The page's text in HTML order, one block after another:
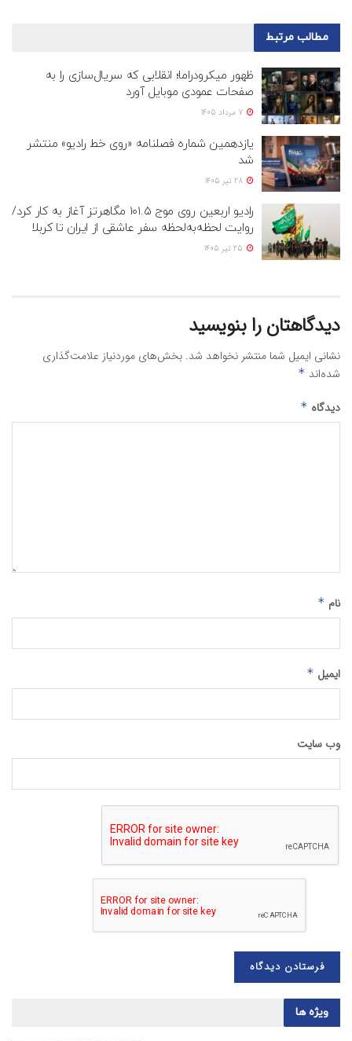
مطالب مرتبط
ظهور میکرودراما؛ انقلابی که سریال‌سازی را به
صفحات عمودی موبایل آورد
یازدهمین شماره فصلنامه «روی خط رادیو» منتشر
شد
رادیو اربعین روی موج ۱۰۱.۵ مگاهرتز آغاز به کار کرد/
روایت لحظه‌به‌لحظه سفر عاشقی از ایران تا کربلا
دیدگاهتان را بنویسید
نشانی ایمیل شما منتشر نخواهد شد. بخش‌های موردنیاز علامت‌گذاری
شده‌اند *
دیدگاه *
نام *
ایمیل *
وب‌ سایت
ویژه ها